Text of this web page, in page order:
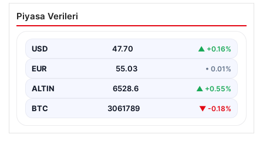
Altın fiyatları canlı 14 Nisan 2026: Altın
fiyatları ne kadar oldu? Gram, çeyrek,
fiyatları
Piyasa Verileri
USD 47.70 ▲ +0.16%
EUR 55.03 • 0.01%
ALTIN 6528.6 ▲ +0.55%
BTC 3061789 ▼ -0.18%